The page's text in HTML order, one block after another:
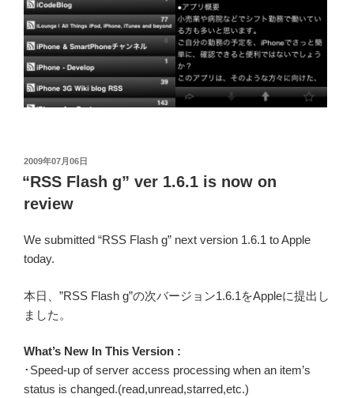
投
稿
日:
2009年07月06日
“RSS Flash g” ver 1.6.1 is now on
review
We submitted “RSS Flash g” next version 1.6.1 to Apple
today.
本日、”RSS Flash g”の次バージョン1.6.1をAppleに提出し
ました。
What’s New In This Version :
･Speed-up of server access processing when an item’s
status is changed.(read,unread,starred,etc.)